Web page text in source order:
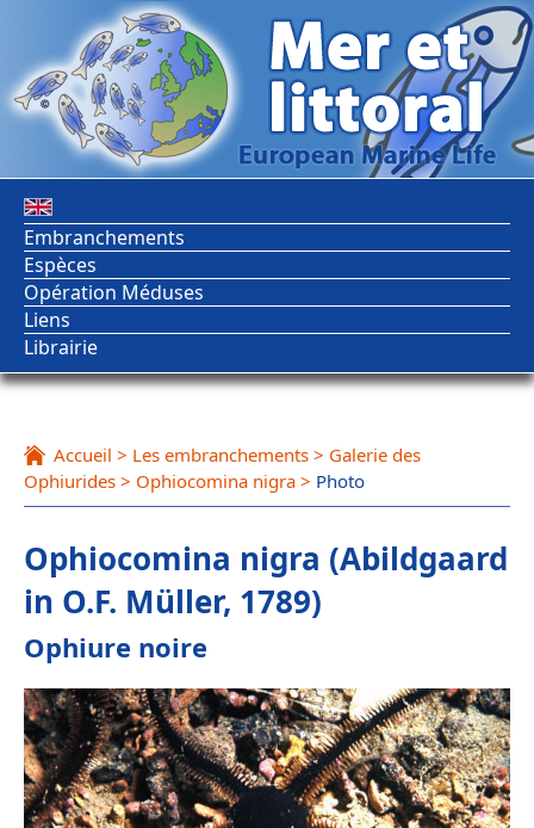
Embranchements
Espèces
Opération Méduses
Liens
Librairie
Accueil > Les embranchements > Galerie des
Ophiurides > Ophiocomina nigra > Photo
Ophiocomina nigra (Abildgaard
in O.F. Müller, 1789)
Ophiure noire